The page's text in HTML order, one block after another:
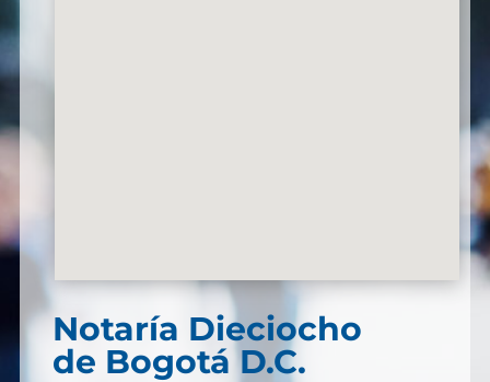
Notaría Dieciocho
de Bogotá D.C.